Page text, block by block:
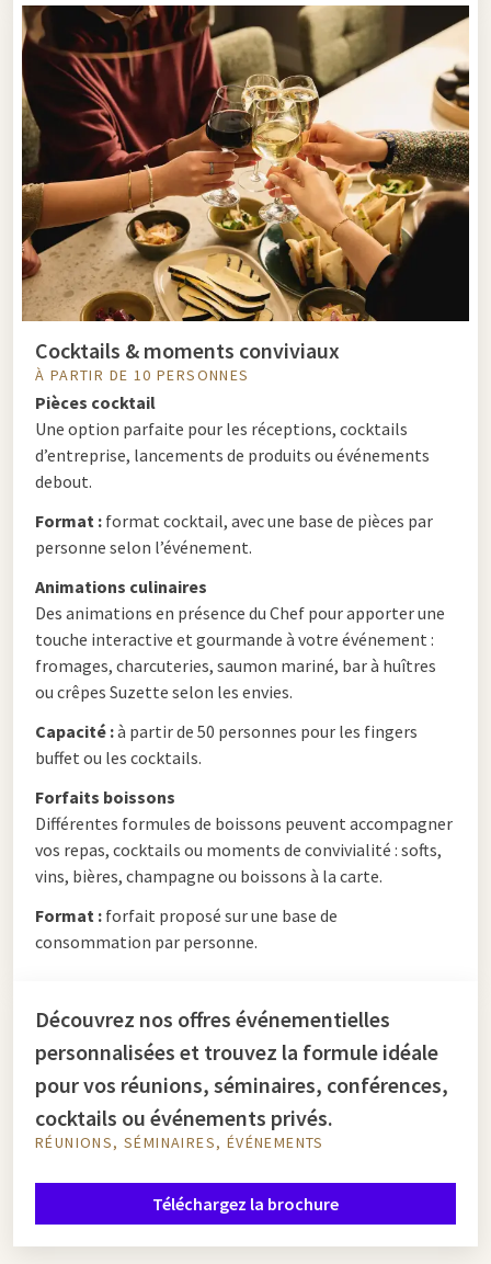
Cocktails & moments conviviaux
À PARTIR DE 10 PERSONNES
Pièces cocktail
Une option parfaite pour les réceptions, cocktails
d’entreprise, lancements de produits ou événements
debout.
Format : format cocktail, avec une base de pièces par
personne selon l’événement.
Animations culinaires
Des animations en présence du Chef pour apporter une
touche interactive et gourmande à votre événement :
fromages, charcuteries, saumon mariné, bar à huîtres
ou crêpes Suzette selon les envies.
Capacité :à partir de 50 personnes pour les fingers
buffet ou les cocktails.
Forfaits boissons
Différentes formules de boissons peuvent accompagner
vos repas, cocktails ou moments de convivialité : softs,
vins, bières, champagne ou boissons à la carte.
Format : forfait proposé sur une base de
consommation par personne.
Découvrez nos offres événementielles
personnalisées et trouvez la formule idéale
pour vos réunions, séminaires, conférences,
cocktails ou événements privés.
RÉUNIONS, SÉMINAIRES, ÉVÉNEMENTS
Téléchargez la brochure